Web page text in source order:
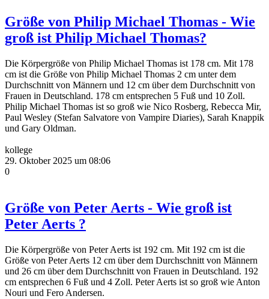
Größe von Philip Michael Thomas - Wie
groß ist Philip Michael Thomas?
Die Körpergröße von Philip Michael Thomas ist 178 cm. Mit 178
cm ist die Größe von Philip Michael Thomas 2 cm unter dem
Durchschnitt von Männern und 12 cm über dem Durchschnitt von
Frauen in Deutschland. 178 cm entsprechen 5 Fuß und 10 Zoll.
Philip Michael Thomas ist so groß wie Nico Rosberg, Rebecca Mir,
Paul Wesley (Stefan Salvatore von Vampire Diaries), Sarah Knappik
und Gary Oldman.
kollege
29. Oktober 2025 um 08:06
0
Größe von Peter Aerts - Wie groß ist
Peter Aerts ?
Die Körpergröße von Peter Aerts ist 192 cm. Mit 192 cm ist die
Größe von Peter Aerts 12 cm über dem Durchschnitt von Männern
und 26 cm über dem Durchschnitt von Frauen in Deutschland. 192
cm entsprechen 6 Fuß und 4 Zoll. Peter Aerts ist so groß wie Anton
Nouri und Fero Andersen.